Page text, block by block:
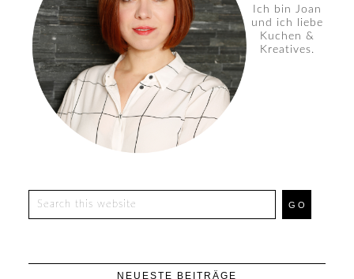
Ich bin Joan
und ich liebe
Kuchen &
Kreatives.
NEUESTE BEITRÄGE